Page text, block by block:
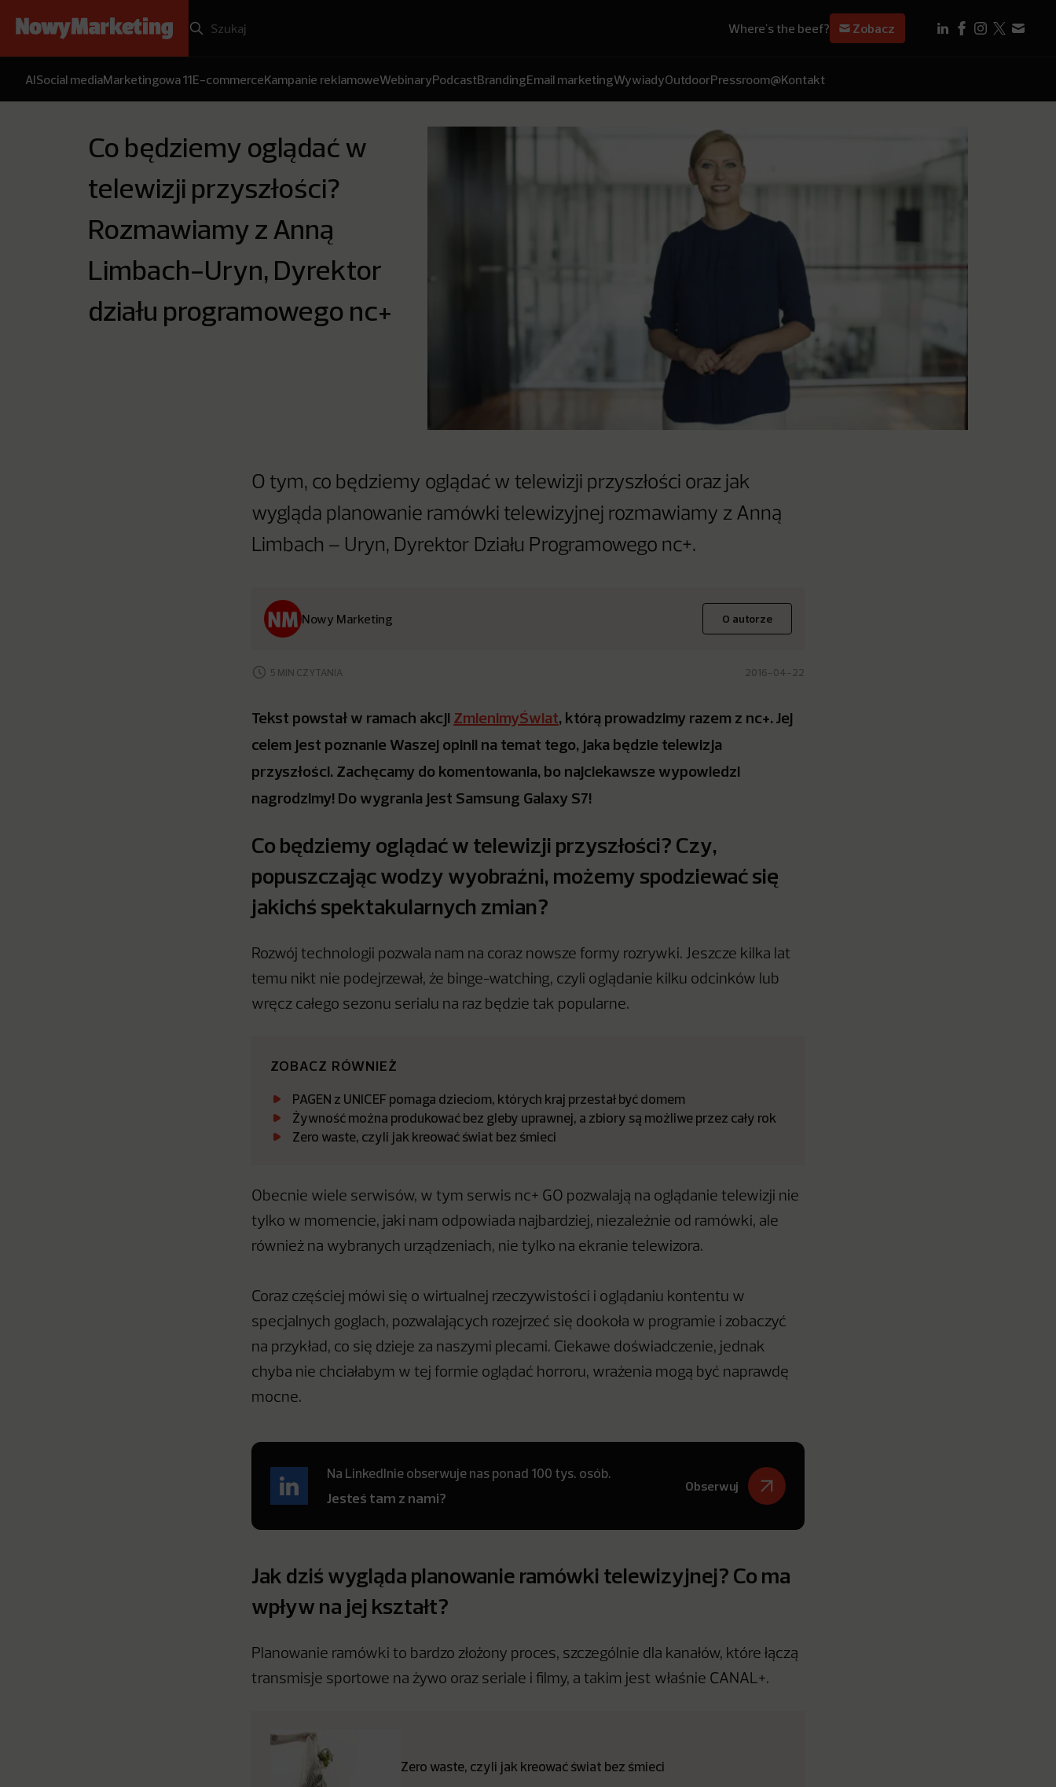
Where's the beef? Zobacz
AISocial mediaMarketingowa 11E-commerceKampanie reklamoweWebinaryPodcastBrandingEmail marketingWywiadyOutdoorPressroom@Kontakt
Co będziemy oglądać w
telewizji przyszłości?
Rozmawiamy z Anną
Limbach-Uryn, Dyrektor
działu programowego nc+
O tym, co będziemy oglądać w telewizji przyszłości oraz jak
wygląda planowanie ramówki telewizyjnej rozmawiamy z Anną
Limbach – Uryn, Dyrektor Działu Programowego nc+.
Nowy Marketing O autorze
5 MIN CZYTANIA 2016-04-22
Tekst powstał w ramach akcji ZmienimyŚwiat, którą prowadzimy razem z nc+. Jej
celem jest poznanie Waszej opinii na temat tego, jaka będzie telewizja
przyszłości. Zachęcamy do komentowania, bo najciekawsze wypowiedzi
nagrodzimy! Do wygrania jest Samsung Galaxy S7!
Co będziemy oglądać w telewizji przyszłości? Czy,
popuszczając wodzy wyobraźni, możemy spodziewać się
jakichś spektakularnych zmian?
Rozwój technologii pozwala nam na coraz nowsze formy rozrywki. Jeszcze kilka lat
temu nikt nie podejrzewał, że binge-watching, czyli oglądanie kilku odcinków lub
wręcz całego sezonu serialu na raz będzie tak popularne.
ZOBACZ RÓWNIEŻ
PAGEN z UNICEF pomaga dzieciom, których kraj przestał być domem
Żywność można produkować bez gleby uprawnej, a zbiory są możliwe przez cały rok
Zero waste, czyli jak kreować świat bez śmieci
Obecnie wiele serwisów, w tym serwis nc+ GO pozwalają na oglądanie telewizji nie
tylko w momencie, jaki nam odpowiada najbardziej, niezależnie od ramówki, ale
również na wybranych urządzeniach, nie tylko na ekranie telewizora.
Coraz częściej mówi się o wirtualnej rzeczywistości i oglądaniu kontentu w
specjalnych goglach, pozwalających rozejrzeć się dookoła w programie i zobaczyć
na przykład, co się dzieje za naszymi plecami. Ciekawe doświadczenie, jednak
chyba nie chciałabym w tej formie oglądać horroru, wrażenia mogą być naprawdę
mocne.
Na LinkedInie obserwuje nas ponad 100 tys. osób.
Jesteś tam z nami?
Obserwuj
Jak dziś wygląda planowanie ramówki telewizyjnej? Co ma
wpływ na jej kształt?
Planowanie ramówki to bardzo złożony proces, szczególnie dla kanałów, które łączą
transmisje sportowe na żywo oraz seriale i filmy, a takim jest właśnie CANAL+.
Zero waste, czyli jak kreować świat bez śmieci